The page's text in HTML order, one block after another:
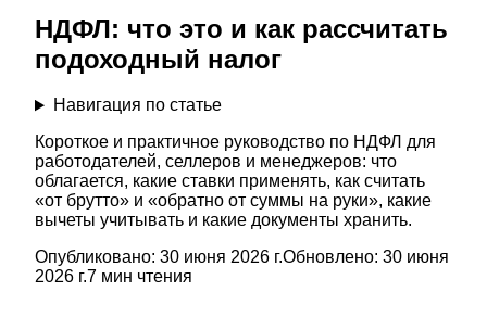
НДФЛ: что это и как рассчитать
подоходный налог
Навигация по статье
Короткое и практичное руководство по НДФЛ для
работодателей, селлеров и менеджеров: что
облагается, какие ставки применять, как считать
«от брутто» и «обратно от суммы на руки», какие
вычеты учитывать и какие документы хранить.
Опубликовано: 30 июня 2026 г.Обновлено: 30 июня
2026 г.7 мин чтения